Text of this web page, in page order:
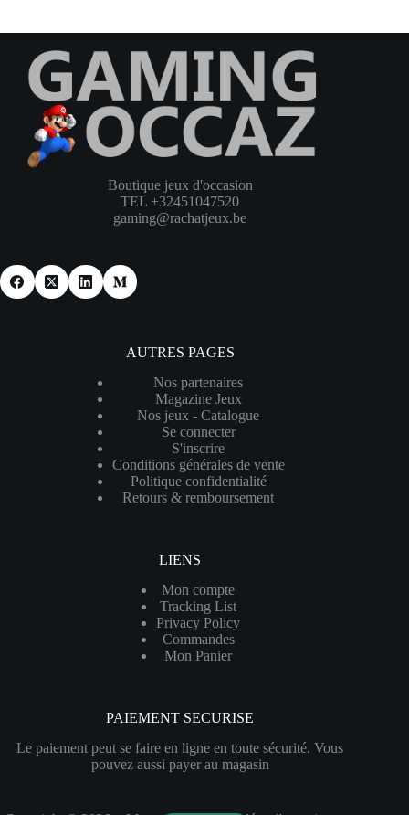
Boutique jeux d'occasion
TEL +32451047520
gaming@rachatjeux.be
AUTRES PAGES
Nos partenaires
Magazine Jeux
Nos jeux - Catalogue
Se connecter
S'inscrire
Conditions générales de vente
Politique confidentialité
Retours & remboursement
LIENS
Mon compte
Tracking List
Privacy Policy
Commandes
Mon Panier
PAIEMENT SECURISE
Le paiement peut se faire en ligne en toute sécurité. Vous
pouvez aussi payer au magasin